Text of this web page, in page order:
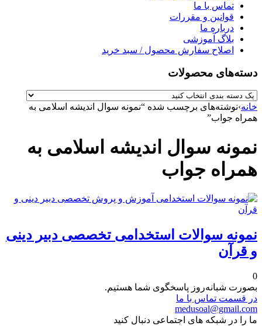
تماس با ما
قوانین و مقررات
درباره ما
بلاگ آموزشی
اصلاح سفارش محصول / سبد خرید
دسته‌های محصولات
خانه›نوشته‌های برچسب شده “نمونه سوال اندیشه اسلامی به
همراه جواب”
نمونه سوال اندیشه اسلامی به
همراه جواب
نمونه سوالات استخدامی تخصصی دبیر دینی
و قرآن
0
بصورت شبانه‌روز پاسخگوی شما هستیم.
در قسمت تماس با ما
medusoal@gmail.com
ما را در شبکه های اجتماعی دنبال کنید